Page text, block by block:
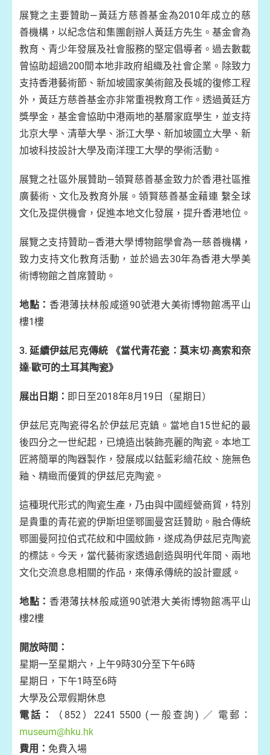
展覽之主要贊助—黃廷方慈善基金為2010年成立的慈
善機構，以紀念信和集團創辦人黃廷方先生。基金會為
教育、青少年發展及社會服務的堅定倡導者。過去數載
曾協助超過200間本地非政府組織及社會企業。除致力
支持香港藝術節、新加坡國家美術館及長城的復修工程
外，黃廷方慈善基金亦非常重視教育工作。透過黃廷方
獎學金，基金會協助中港兩地的基層家庭學生，並支持
北京大學、清華大學、浙江大學、新加坡國立大學、新
加坡科技設計大學及南洋理工大學的學術活動。
展覽之社區外展贊助—領賢慈善基金致力於香港社區推
廣藝術、文化及教育外展。領賢慈善基金藉連 繫全球
文化及提供機會，促進本地文化發展，提升香港地位。
展覽之支持贊助—香港大學博物館學會為一慈善機構，
致力支持文化教育活動，並於過去30年為香港大學美
術博物館之首席贊助。
地點： 香港薄扶林般咸道90號港大美術博物館馮平山
樓1樓
3. 延續伊兹尼克傳統 《當代青花瓷：莫末切‧高索和奈
達‧歐可的土耳其陶瓷》
展出日期： 即日至2018年8月19日（星期日）
伊兹尼克陶瓷得名於伊兹尼克鎮。當地自15世紀的最
後四分之一世紀起，已燒造出裝飾亮麗的陶瓷。本地工
匠將簡單的陶器製作，發展成以鈷藍彩繪花紋、施無色
釉、精緻而優質的伊兹尼克陶瓷。
這種現代形式的陶瓷生產，乃由與中國經營商貿，特別
是貴重的青花瓷的伊斯坦堡鄂圖曼宮廷贊助。融合傳統
鄂圖曼阿拉伯式花紋和中國紋飾，遂成為伊兹尼克陶瓷
的標誌。今天，當代藝術家透過創造與明代年間、兩地
文化交流息息相關的作品，來傳承傳統的設計靈感。
地點： 香港薄扶林般咸道90號港大美術博物館馮平山
樓2樓
開放時間：
星期一至星期六，上午9時30分至下午6時
星期日，下午1時至6時
大學及公眾假期休息
電話：
（852）2241 5500 (一般查詢) ／ 電郵：
museum@hku.hk
費用： 免費入場